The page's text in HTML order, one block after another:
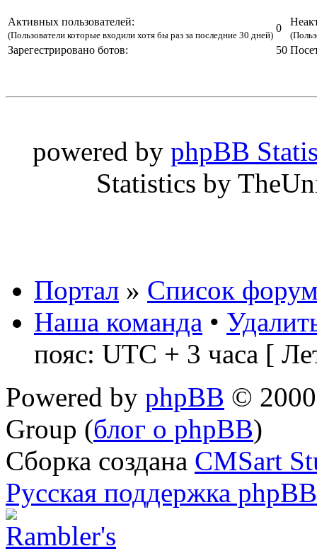
Активных пользователей:
(Пользователи которые входили хотя бы раз за последние 30 дней)
0
Зарегестрировано ботов: 50
powered by phpBB
Statistics by
Портал » Список
Наша команда •
пояс: UTC + 3 часа [
Powered by phpBB ©
Group (блог о phpBB)
Сборка создана CMSart
Русская поддержка phpBB